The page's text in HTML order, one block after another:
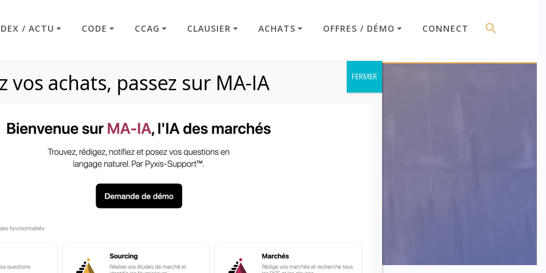
/ ACTU CODE CCAG CLAUSIER ACHATS OFFRES / DÉMO CONNECT
MI commenté (2009)
Code : Commande Publique
vos achats, passez sur MA-IA FERMER